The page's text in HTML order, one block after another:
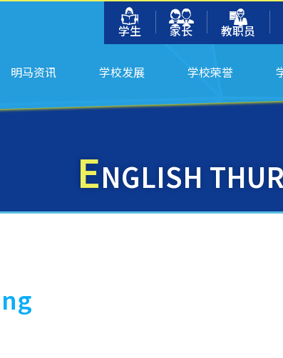
学生
家长 教职员
明马资讯 学校发展 学校荣誉
ENGLISH